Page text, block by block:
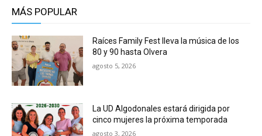
MÁS POPULAR
Raíces Family Fest lleva la música de los
80 y 90 hasta Olvera
agosto 5, 2026
La UD Algodonales estará dirigida por
cinco mujeres la próxima temporada
agosto 3, 2026